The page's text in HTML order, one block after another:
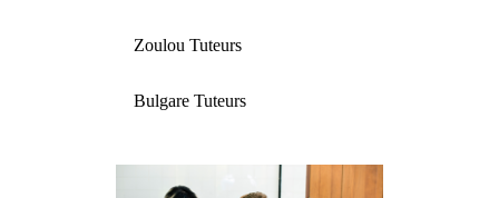
Zoulou Tuteurs
Bulgare Tuteurs